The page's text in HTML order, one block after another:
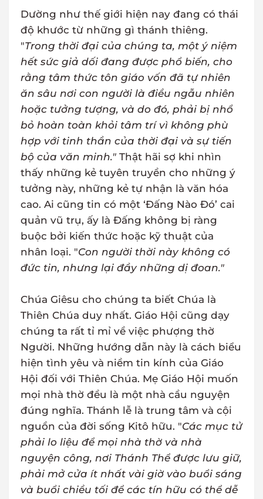
Dường như thế giới hiện nay đang có thái
độ khước từ những gì thánh thiêng.
"Trong thời đại của chúng ta, một ý niệm
hết sức giả dối đang được phổ biến, cho
rằng tâm thức tôn giáo vốn đã tự nhiên
ăn sâu nơi con người là điều ngẫu nhiên
hoặc tưởng tượng, và do đó, phải bị nhổ
bỏ hoàn toàn khỏi tâm trí vì không phù
hợp với tinh thần của thời đại và sự tiến
bộ của văn minh." Thật hãi sợ khi nhìn
thấy những kẻ tuyên truyền cho những ý
tưởng này, những kẻ tự nhận là văn hóa
cao. Ai cũng tin có một ‘Đấng Nào Đó’ cai
quản vũ trụ, ấy là Đấng không bị ràng
buộc bởi kiến thức hoặc kỹ thuật của
nhân loại. "Con người thời này không có
đức tin, nhưng lại đầy những dị đoan."
Chúa Giêsu cho chúng ta biết Chúa là
Thiên Chúa duy nhất. Giáo Hội cũng dạy
chúng ta rất tỉ mỉ về việc phượng thờ
Người. Những hướng dẫn này là cách biểu
hiện tình yêu và niềm tin kính của Giáo
Hội đối với Thiên Chúa. Mẹ Giáo Hội muốn
mọi nhà thờ đều là một nhà cầu nguyện
đúng nghĩa. Thánh lễ là trung tâm và cội
nguồn của đời sống Kitô hữu. "Các mục tử
phải lo liệu để mọi nhà thờ và nhà
nguyện công, nơi Thánh Thể được lưu giữ,
phải mở cửa ít nhất vài giờ vào buổi sáng
và buổi chiều tối để các tín hữu có thể dễ